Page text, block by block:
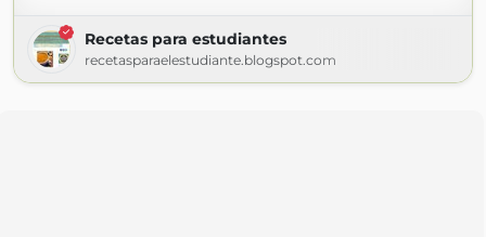
Recetas para estudiantes
recetasparaelestudiante.blogspot.com